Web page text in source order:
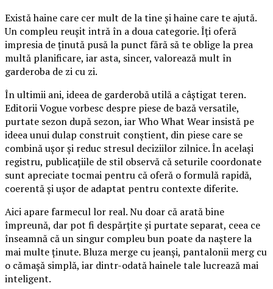
Există haine care cer mult de la tine și haine care te ajută.
Un compleu reușit intră în a doua categorie. Îți oferă
impresia de ținută pusă la punct fără să te oblige la prea
multă planificare, iar asta, sincer, valorează mult în
garderoba de zi cu zi.
În ultimii ani, ideea de garderobă utilă a câștigat teren.
Editorii Vogue vorbesc despre piese de bază versatile,
purtate sezon după sezon, iar Who What Wear insistă pe
ideea unui dulap construit conștient, din piese care se
combină ușor și reduc stresul deciziilor zilnice. În același
registru, publicațiile de stil observă că seturile coordonate
sunt apreciate tocmai pentru că oferă o formulă rapidă,
coerentă și ușor de adaptat pentru contexte diferite.
Aici apare farmecul lor real. Nu doar că arată bine
împreună, dar pot fi despărțite și purtate separat, ceea ce
înseamnă că un singur compleu bun poate da naștere la
mai multe ținute. Bluza merge cu jeanși, pantalonii merg cu
o cămașă simplă, iar dintr-odată hainele tale lucrează mai
inteligent.